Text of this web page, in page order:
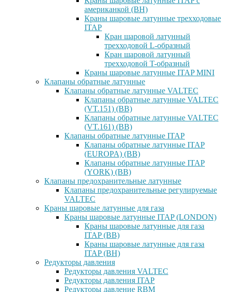
американкой (ВН)
Краны шаровые латунные трехходовые
ITAP
Кран шаровой латунный
трехходовой L-образный
Кран шаровой латунный
трехходовой T-образный
Краны шаровые латунные ITAP MINI
Клапаны обратные латунные
Клапаны обратные латунные VALTEC
Клапаны обратные латунные VALTEC
(VT.151) (ВВ)
Клапаны обратные латунные VALTEC
(VT.161) (ВВ)
Клапаны обратные латунные ITAP
Клапаны обратные латунные ITAP
(EUROPA) (ВВ)
Клапаны обратные латунные ITAP
(YORK) (ВВ)
Клапаны предохранительные латунные
Клапаны предохранительные регулируемые
VALTEC
Краны шаровые латунные для газа
Краны шаровые латунные ITAP (LONDON)
Краны шаровые латунные для газа
ITAP (ВВ)
Краны шаровые латунные для газа
ITAP (ВН)
Редукторы давления
Редукторы давления VALTEC
Редукторы давления ITAP
Редукторы давление RBM